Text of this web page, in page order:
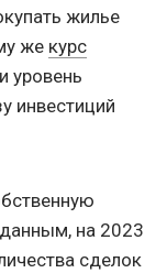
жилье
же курс
уровень
инвестиций
на 2023
сделок